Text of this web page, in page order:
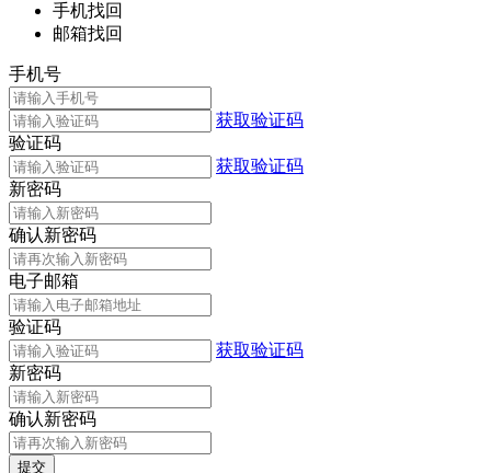
手机找回
邮箱找回
手机号
获取验证码
验证码
获取验证码
新密码
确认新密码
电子邮箱
验证码
获取验证码
新密码
确认新密码